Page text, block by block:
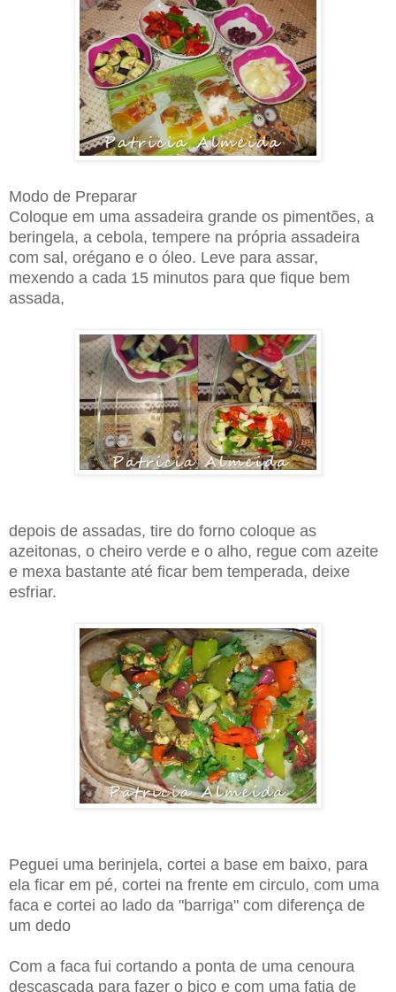
Modo de Preparar
Coloque em uma assadeira grande os pimentões, a
beringela, a cebola, tempere na própria assadeira
com sal, orégano e o óleo. Leve para assar,
mexendo a cada 15 minutos para que fique bem
assada,
depois de assadas, tire do forno coloque as
azeitonas, o cheiro verde e o alho, regue com azeite
e mexa bastante até ficar bem temperada, deixe
esfriar.
Peguei uma berinjela, cortei a base em baixo, para
ela ficar em pé, cortei na frente em circulo, com uma
faca e cortei ao lado da "barriga" com diferença de
um dedo
Com a faca fui cortando a ponta de uma cenoura
descascada para fazer o bico e com uma fatia de